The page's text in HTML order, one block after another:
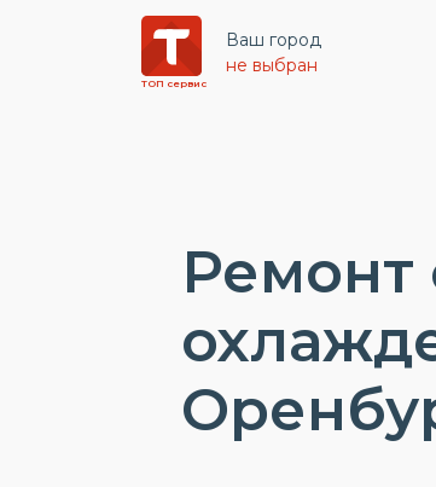
ТОП сервис
Ваш город
не выбран
Ремонт